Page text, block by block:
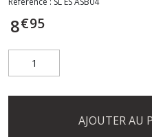
8€95
AJOUTER AU